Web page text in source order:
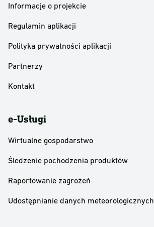
Informacje o projekcie
Regulamin aplikacji
Polityka prywatności aplikacji
Partnerzy
Kontakt
e-Usługi
Wirtualne gospodarstwo
Śledzenie pochodzenia produktów
Raportowanie zagrożeń
Udostępnianie danych meteorologicznych